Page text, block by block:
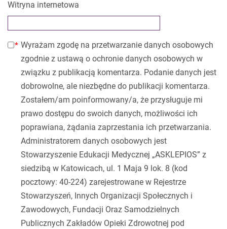
Witryna internetowa
Wyrażam zgodę na przetwarzanie danych osobowych
zgodnie z ustawą o ochronie danych osobowych w
związku z publikacją komentarza. Podanie danych jest
dobrowolne, ale niezbędne do publikacji komentarza.
Zostałem/am poinformowany/a, że przysługuje mi
prawo dostępu do swoich danych, możliwości ich
poprawiana, żądania zaprzestania ich przetwarzania.
Administratorem danych osobowych jest
Stowarzyszenie Edukacji Medycznej „ASKLEPIOS” z
siedzibą w Katowicach, ul. 1 Maja 9 lok. 8 (kod
pocztowy: 40-224) zarejestrowane w Rejestrze
Stowarzyszeń, Innych Organizacji Społecznych i
Zawodowych, Fundacji Oraz Samodzielnych
Publicznych Zakładów Opieki Zdrowotnej pod